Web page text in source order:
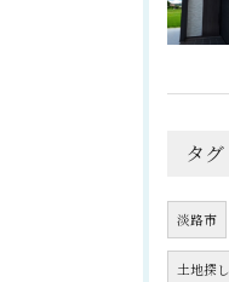
タグ
淡路市
土地探し